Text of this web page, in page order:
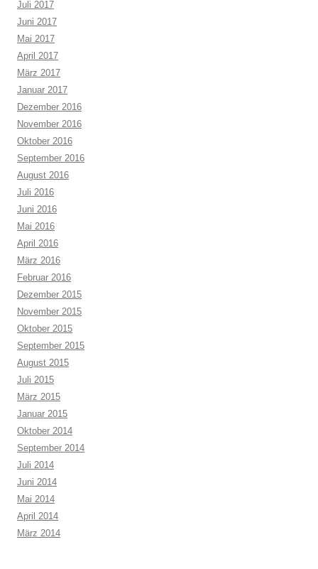
Juli 2017
Juni 2017
Mai 2017
April 2017
März 2017
Januar 2017
Dezember 2016
November 2016
Oktober 2016
September 2016
August 2016
Juli 2016
Juni 2016
Mai 2016
April 2016
März 2016
Februar 2016
Dezember 2015
November 2015
Oktober 2015
September 2015
August 2015
Juli 2015
März 2015
Januar 2015
Oktober 2014
September 2014
Juli 2014
Juni 2014
Mai 2014
April 2014
März 2014